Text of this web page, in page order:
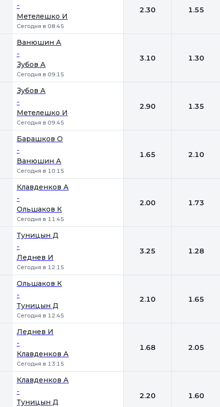
-
Метелешко И
Сегодня в 08:45
2.30 1.55
Ванюшин А
-
Зубов А
Сегодня в 09:15
3.10 1.30
Зубов А
-
Метелешко И
Сегодня в 09:45
2.90 1.35
Барашков О
-
Ванюшин А
Сегодня в 10:15
1.65 2.10
Клавденков А
-
Ольшаков К
Сегодня в 11:45
2.00 1.73
Туницын Д
-
Леднев И
Сегодня в 12:15
3.25 1.28
Ольшаков К
-
Туницын Д
Сегодня в 12:45
2.10 1.65
Леднев И
-
Клавденков А
Сегодня в 13:15
1.68 2.05
Клавденков А
-
Туницын Д
2.20 1.60